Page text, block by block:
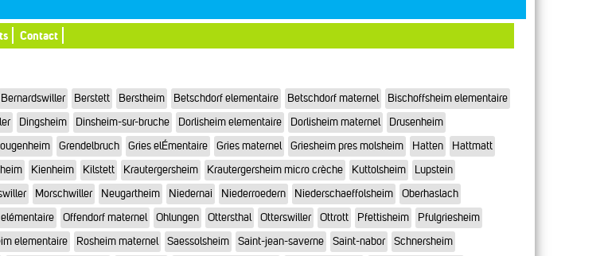
Contact
Bernardswiller Berstett Berstheim Betschdorf elementaire Betschdorf maternel
Bischoffsheim elementaire
Dingsheim Dinsheim-sur-bruche Dorlisheim elementaire Dorlisheim maternel
Drusenheim
Grendelbruch Gries elÉmentaire Gries maternel Griesheim pres molsheim Hatten
Hattmatt
Kienheim Kilstett Krautergersheim Krautergersheim micro crèche Kuttolsheim
Lupstein
Morschwiller Neugartheim Niedernai Niederroedern Niederschaeffolsheim
Oberhaslach
Offendorf maternel Ohlungen Ottersthal Otterswiller Ottrott Pfettisheim
Pfulgriesheim
elementaire Rosheim maternel Saessolsheim Saint-jean-saverne Saint-nabor Schnersheim